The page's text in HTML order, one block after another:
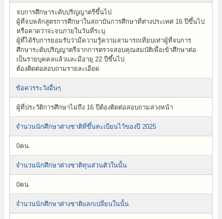
จบการศึกษาระดับปริญญาตรีขึ้นไป
ผู้ที่จบหลักสูตรการศึกษาในสถาบันการศึกษาที่ต่างประเทศ 16 ปีขึ้นไป
หรือคาดว่าจะจบภายในวันที่ระบุ
ผู้ที่ได้รับการยอมรับว่ามีความรู้ความสามารถเทียบเท่าผู้ที่จบการ
ศึกษาระดับปริญญาตรีจากการตรวจสอบคุณสมบัติเพื่อเข้าศึกษาต่อ
เป็นรายบุคคลแล้วและมีอายุ 22 ปีขึ้นไป
ต้องติดต่อสอบถามรายละเอียด
ข้อควรระวังอื่นๆ
ผู้ที่ประวัติการศึกษาไม่ถึง 16 ปีต้องติดต่อสอบถามล่วงหน้า
จำนวนนักศึกษาต่างชาติที่ขึ้นทะเบียนไว้ของปี 2025
0คน
จำนวนนักศึกษาต่างชาติทุนส่วนตัวในนั้น
0คน
จำนวนนักศึกษาต่างชาติแลกเปลี่ยนในนั้น